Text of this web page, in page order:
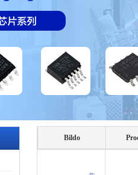
Bildo